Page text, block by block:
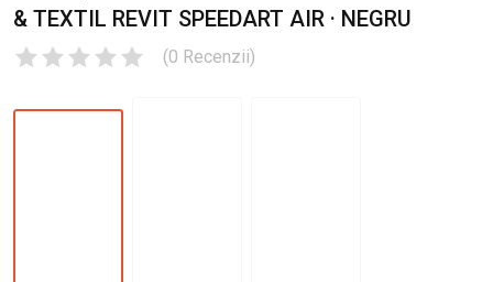
& TEXTIL REVIT SPEEDART AIR · NEGRU
(0 Recenzii)